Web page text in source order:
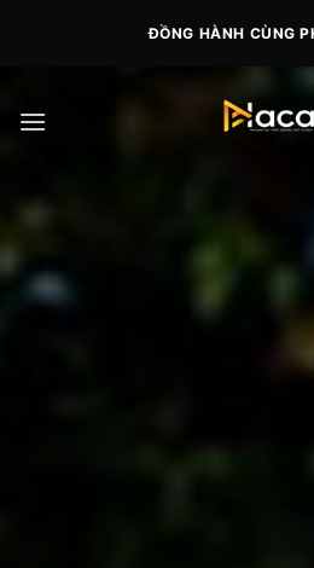
ĐỒNG HÀNH CÙNG